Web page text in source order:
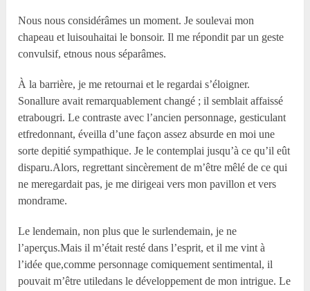
Nous nous considérâmes un moment. Je soulevai mon
chapeau et luisouhaitai le bonsoir. Il me répondit par un geste
convulsif, etnous nous séparâmes.
À la barrière, je me retournai et le regardai s’éloigner.
Sonallure avait remarquablement changé ; il semblait affaissé
etrabougri. Le contraste avec l’ancien personnage, gesticulant
etfredonnant, éveilla d’une façon assez absurde en moi une
sorte depitié sympathique. Je le contemplai jusqu’à ce qu’il eût
disparu.Alors, regrettant sincèrement de m’être mêlé de ce qui
ne meregardait pas, je me dirigeai vers mon pavillon et vers
mondrame.
Le lendemain, non plus que le surlendemain, je ne
l’aperçus.Mais il m’était resté dans l’esprit, et il me vint à
l’idée que,comme personnage comiquement sentimental, il
pouvait m’être utiledans le développement de mon intrigue. Le